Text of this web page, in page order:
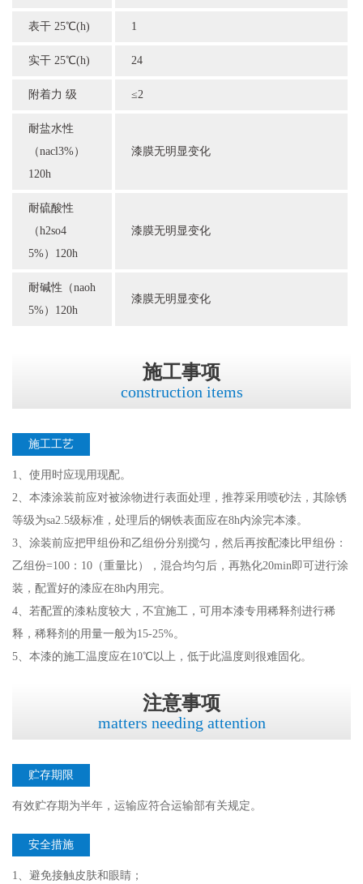
表干 25℃(h) 1
实干 25℃(h) 24
附着力 级 ≤2
耐盐水性
（nacl3%）
120h
漆膜无明显变化
耐硫酸性
（h2so4
5%）120h
漆膜无明显变化
耐碱性（naoh
5%）120h
漆膜无明显变化
施工事项
construction items
施工工艺
1、使用时应现用现配。
2、本漆涂装前应对被涂物进行表面处理，推荐采用喷砂法，其除锈
等级为sa2.5级标准，处理后的钢铁表面应在8h内涂完本漆。
3、涂装前应把甲组份和乙组份分别搅匀，然后再按配漆比甲组份：
乙组份=100：10（重量比），混合均匀后，再熟化20min即可进行涂
装，配置好的漆应在8h内用完。
4、若配置的漆粘度较大，不宜施工，可用本漆专用稀释剂进行稀
释，稀释剂的用量一般为15-25%。
5、本漆的施工温度应在10℃以上，低于此温度则很难固化。
注意事项
matters needing attention
贮存期限
有效贮存期为半年，运输应符合运输部有关规定。
安全措施
1、避免接触皮肤和眼睛；